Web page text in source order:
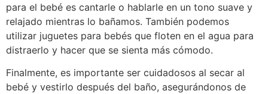
para el bebé es cantarle o hablarle en un tono suave y
relajado mientras lo bañamos. También podemos
utilizar juguetes para bebés que floten en el agua para
distraerlo y hacer que se sienta más cómodo.
Finalmente, es importante ser cuidadosos al secar al
bebé y vestirlo después del baño, asegurándonos de